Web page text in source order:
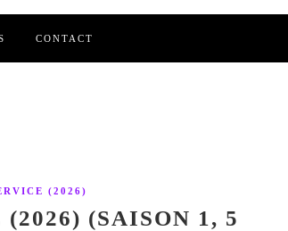
CONTACT
(2026)
(SAISON 1, 5